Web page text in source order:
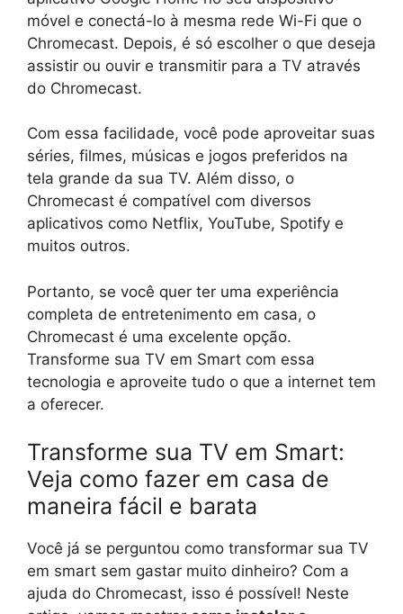
móvel e conectá-lo à mesma rede Wi-Fi que o
Chromecast. Depois, é só escolher o que deseja
assistir ou ouvir e transmitir para a TV através
do Chromecast.
Com essa facilidade, você pode aproveitar suas
séries, filmes, músicas e jogos preferidos na
tela grande da sua TV. Além disso, o
Chromecast é compatível com diversos
aplicativos como Netflix, YouTube, Spotify e
muitos outros.
Portanto, se você quer ter uma experiência
completa de entretenimento em casa, o
Chromecast é uma excelente opção.
Transforme sua TV em Smart com essa
tecnologia e aproveite tudo o que a internet tem
a oferecer.
Transforme sua TV em Smart:
Veja como fazer em casa de
maneira fácil e barata
Você já se perguntou como transformar sua TV
em smart sem gastar muito dinheiro? Com a
ajuda do Chromecast, isso é possível! Neste